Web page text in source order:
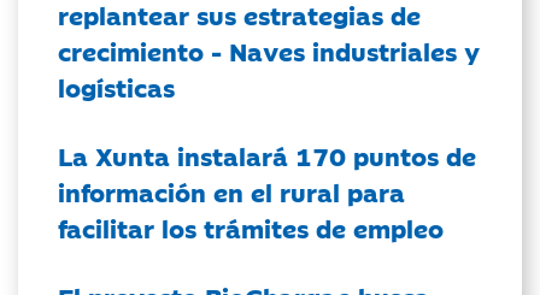
replantear sus estrategias de
crecimiento - Naves industriales y
logísticas
La Xunta instalará 170 puntos de
información en el rural para
facilitar los trámites de empleo